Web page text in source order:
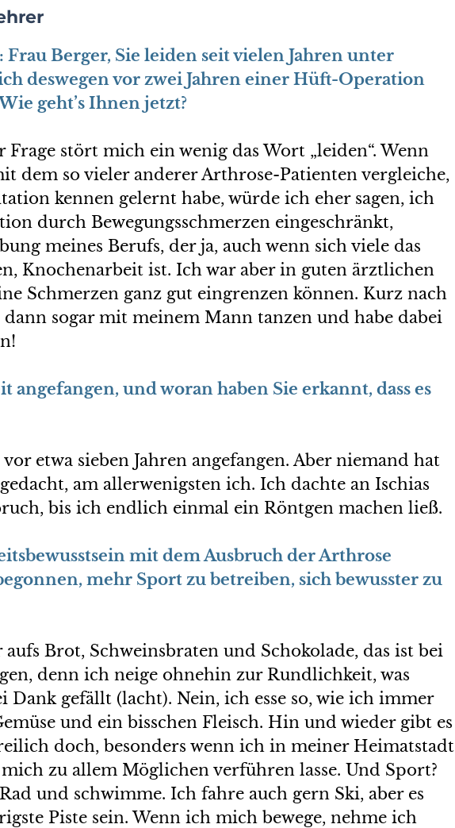
Frau Berger, Sie leiden seit vielen Jahren unter
deswegen vor zwei Jahren einer Hüft-Operation
geht’s Ihnen jetzt?
Frage stört mich ein wenig das Wort „leiden“. Wenn
dem so vieler anderer Arthrose-Patienten vergleiche,
kennen gelernt habe, würde ich eher sagen, ich
durch Bewegungsschmerzen eingeschränkt,
meines Berufs, der ja, auch wenn sich viele das
Knochenarbeit ist. Ich war aber in guten ärztlichen
Schmerzen ganz gut eingrenzen können. Kurz nach
sogar mit meinem Mann tanzen und habe dabei
angefangen, und woran haben Sie erkannt, dass es
etwa sieben Jahren angefangen. Aber niemand hat
am allerwenigsten ich. Ich dachte an Ischias
bis ich endlich einmal ein Röntgen machen ließ.
mit dem Ausbruch der Arthrose
mehr Sport zu betreiben, sich bewusster zu
aufs Brot, Schweinsbraten und Schokolade, das ist bei
denn ich neige ohnehin zur Rundlichkeit, was
Dank gefällt (lacht). Nein, ich esse so, wie ich immer
und ein bisschen Fleisch. Hin und wieder gibt es
doch, besonders wenn ich in meiner Heimatstadt
zu allem Möglichen verführen lasse. Und Sport?
und schwimme. Ich fahre auch gern Ski, aber es
Piste sein. Wenn ich mich bewege, nehme ich